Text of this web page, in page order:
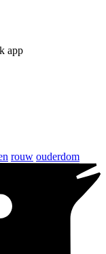
app
rouw ouderdom